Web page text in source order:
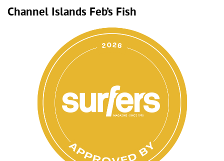
Channel Islands Feb’s Fish